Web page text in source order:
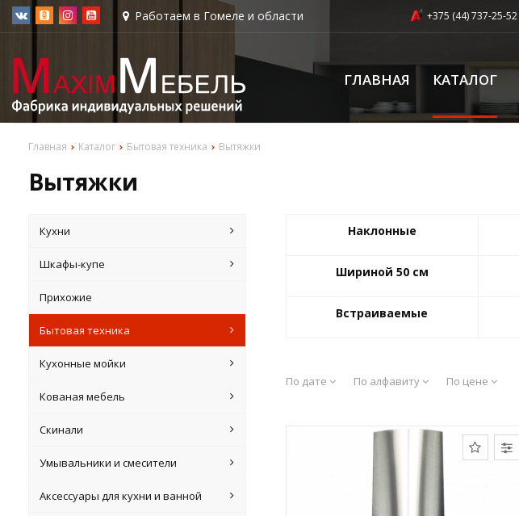
Работаем в Гомеле и области +375 (44) 737-25-52
ГЛАВНАЯ КАТАЛОГ
Главная Каталог Бытовая техника Вытяжки
Вытяжки
Кухни
Шкафы-купе
Прихожие
Бытовая техника
Кухонные мойки
Кованая мебель
Скинали
Умывальники и смесители
Аксессуары для кухни и ванной
Наклонные
Шириной 50 см
Встраиваемые
По дате По алфавиту По цене